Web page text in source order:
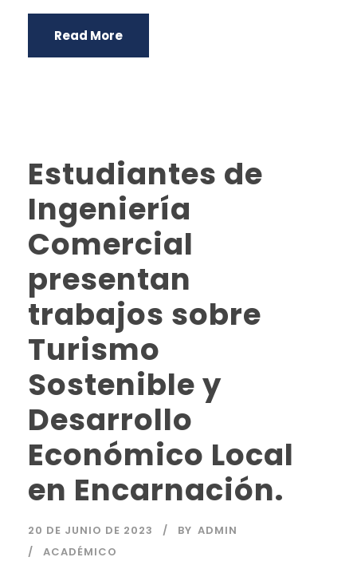
Read More
Estudiantes de
Ingeniería
Comercial
presentan
trabajos sobre
Turismo
Sostenible y
Desarrollo
Económico Local
en Encarnación.
20 DE JUNIO DE 2023 BY ADMIN
ACADÉMICO